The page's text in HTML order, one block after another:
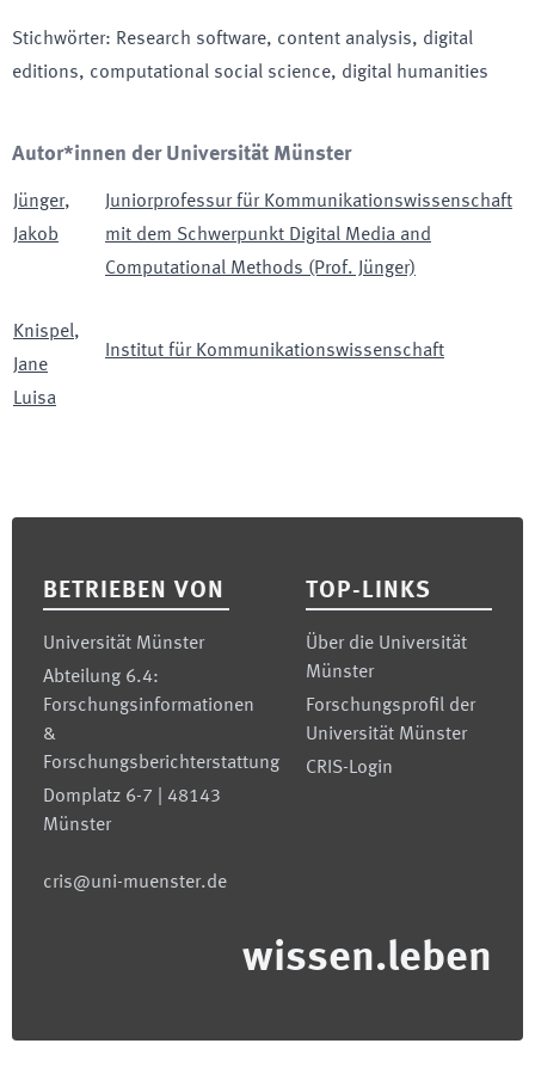
Stichwörter: Research software, content analysis, digital
editions, computational social science, digital humanities
Autor*innen der Universität Münster
Jünger,
Jakob
Juniorprofessur für Kommunikationswissenschaft
mit dem Schwerpunkt Digital Media and
Computational Methods (Prof. Jünger)
Knispel,
Jane
Luisa
Institut für Kommunikationswissenschaft
BETRIEBEN VON
Universität Münster
Abteilung 6.4:
Forschungsinformationen
&
Forschungsberichterstattung
Domplatz 6-7 | 48143
Münster
cris@uni-muenster.de
TOP-LINKS
Über die Universität
Münster
Forschungsprofil der
Universität Münster
CRIS-Login
wissen.leben